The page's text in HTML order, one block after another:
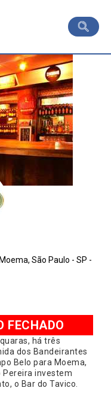
São Paulo - SP -
FECHADO
há três
dos Bandeirantes
Belo para Moema,
Pereira investem
o Bar do Tavico.